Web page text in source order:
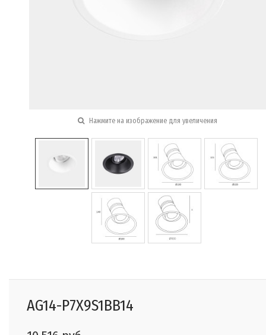
Нажмите на изображение для увеличения
AG14-P7X9S1BB14